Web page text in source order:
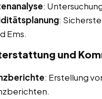
:
:
Ems.
und
: Erstellung